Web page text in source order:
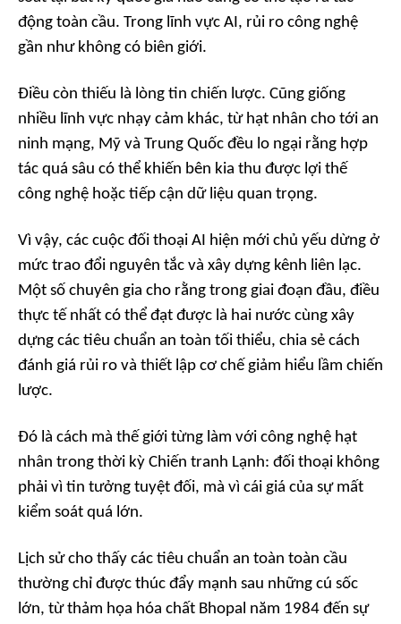
động toàn cầu. Trong lĩnh vực AI, rủi ro công nghệ
gần như không có biên giới.
Điều còn thiếu là lòng tin chiến lược. Cũng giống
nhiều lĩnh vực nhạy cảm khác, từ hạt nhân cho tới an
ninh mạng, Mỹ và Trung Quốc đều lo ngại rằng hợp
tác quá sâu có thể khiến bên kia thu được lợi thế
công nghệ hoặc tiếp cận dữ liệu quan trọng.
Vì vậy, các cuộc đối thoại AI hiện mới chủ yếu dừng ở
mức trao đổi nguyên tắc và xây dựng kênh liên lạc.
Một số chuyên gia cho rằng trong giai đoạn đầu, điều
thực tế nhất có thể đạt được là hai nước cùng xây
dựng các tiêu chuẩn an toàn tối thiểu, chia sẻ cách
đánh giá rủi ro và thiết lập cơ chế giảm hiểu lầm chiến
lược.
Đó là cách mà thế giới từng làm với công nghệ hạt
nhân trong thời kỳ Chiến tranh Lạnh: đối thoại không
phải vì tin tưởng tuyệt đối, mà vì cái giá của sự mất
kiểm soát quá lớn.
Lịch sử cho thấy các tiêu chuẩn an toàn toàn cầu
thường chỉ được thúc đẩy mạnh sau những cú sốc
lớn, từ thảm họa hóa chất Bhopal năm 1984 đến sự